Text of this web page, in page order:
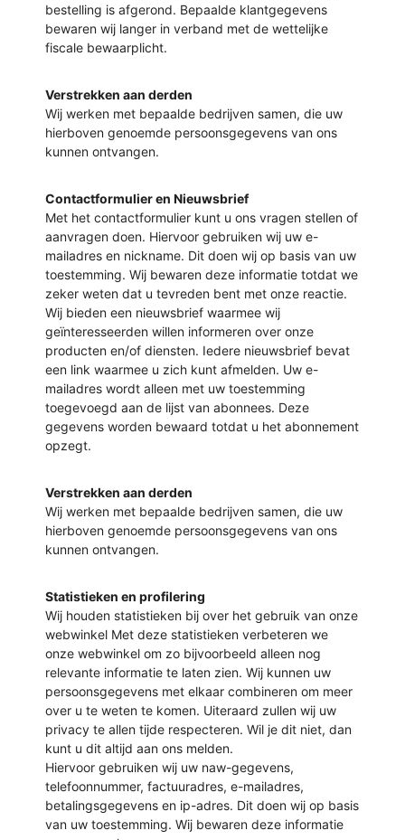
bestelling is afgerond. Bepaalde klantgegevens
bewaren wij langer in verband met de wettelijke
fiscale bewaarplicht.
Verstrekken aan derden
Wij werken met bepaalde bedrijven samen, die uw
hierboven genoemde persoonsgegevens van ons
kunnen ontvangen.
Contactformulier en Nieuwsbrief
Met het contactformulier kunt u ons vragen stellen of
aanvragen doen. Hiervoor gebruiken wij uw e-
mailadres en nickname. Dit doen wij op basis van uw
toestemming. Wij bewaren deze informatie totdat we
zeker weten dat u tevreden bent met onze reactie.
Wij bieden een nieuwsbrief waarmee wij
geïnteresseerden willen informeren over onze
producten en/of diensten. Iedere nieuwsbrief bevat
een link waarmee u zich kunt afmelden. Uw e-
mailadres wordt alleen met uw toestemming
toegevoegd aan de lijst van abonnees. Deze
gegevens worden bewaard totdat u het abonnement
opzegt.
Verstrekken aan derden
Wij werken met bepaalde bedrijven samen, die uw
hierboven genoemde persoonsgegevens van ons
kunnen ontvangen.
Statistieken en profilering
Wij houden statistieken bij over het gebruik van onze
webwinkel Met deze statistieken verbeteren we
onze webwinkel om zo bijvoorbeeld alleen nog
relevante informatie te laten zien. Wij kunnen uw
persoonsgegevens met elkaar combineren om meer
over u te weten te komen. Uiteraard zullen wij uw
privacy te allen tijde respecteren. Wil je dit niet, dan
kunt u dit altijd aan ons melden.
Hiervoor gebruiken wij uw naw-gegevens,
telefoonnummer, factuuradres, e-mailadres,
betalingsgegevens en ip-adres. Dit doen wij op basis
van uw toestemming. Wij bewaren deze informatie